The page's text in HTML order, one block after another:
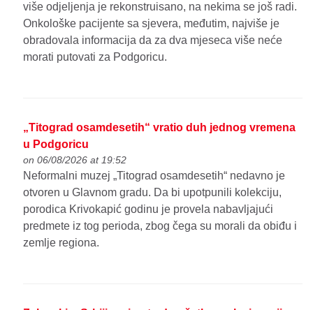
više odjeljenja je rekonstruisano, na nekima se još radi.
Onkološke pacijente sa sjevera, međutim, najviše je
obradovala informacija da za dva mjeseca više neće
morati putovati za Podgoricu.
„Titograd osamdesetih“ vratio duh jednog vremena
u Podgoricu
on 06/08/2026 at 19:52
Neformalni muzej „Titograd osamdesetih“ nedavno je
otvoren u Glavnom gradu. Da bi upotpunili kolekciju,
porodica Krivokapić godinu je provela nabavljajući
predmete iz tog perioda, zbog čega su morali da obiđu i
zemlje regiona.